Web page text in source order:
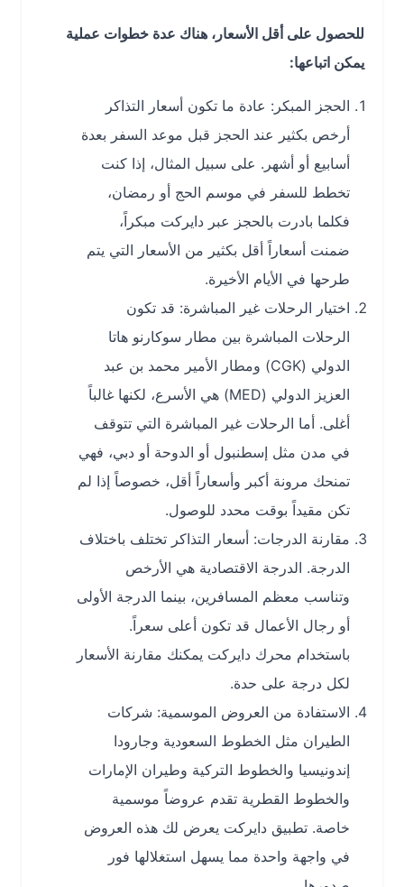
للحصول على أقل الأسعار، هناك عدة خطوات عملية
يمكن اتباعها:
الحجز المبكر: عادة ما تكون أسعار التذاكر
أرخص بكثير عند الحجز قبل موعد السفر بعدة
أسابيع أو أشهر. على سبيل المثال، إذا كنت
تخطط للسفر في موسم الحج أو رمضان،
فكلما بادرت بالحجز عبر دايركت مبكراً،
ضمنت أسعاراً أقل بكثير من الأسعار التي يتم
طرحها في الأيام الأخيرة.
اختيار الرحلات غير المباشرة: قد تكون
الرحلات المباشرة بين مطار سوكارنو هاتا
الدولي (CGK) ومطار الأمير محمد بن عبد
العزيز الدولي (MED) هي الأسرع، لكنها غالباً
أغلى. أما الرحلات غير المباشرة التي تتوقف
في مدن مثل إسطنبول أو الدوحة أو دبي، فهي
تمنحك مرونة أكبر وأسعاراً أقل، خصوصاً إذا لم
تكن مقيداً بوقت محدد للوصول.
مقارنة الدرجات: أسعار التذاكر تختلف باختلاف
الدرجة. الدرجة الاقتصادية هي الأرخص
وتناسب معظم المسافرين، بينما الدرجة الأولى
أو رجال الأعمال قد تكون أعلى سعراً.
باستخدام محرك دايركت يمكنك مقارنة الأسعار
لكل درجة على حدة.
الاستفادة من العروض الموسمية: شركات
الطيران مثل الخطوط السعودية وجارودا
إندونيسيا والخطوط التركية وطيران الإمارات
والخطوط القطرية تقدم عروضاً موسمية
خاصة. تطبيق دايركت يعرض لك هذه العروض
في واجهة واحدة مما يسهل استغلالها فور